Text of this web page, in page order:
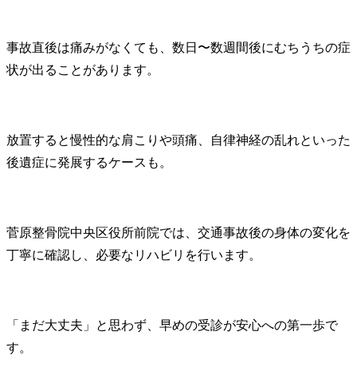
事故直後は痛みがなくても、数日〜数週間後にむちうちの症
状が出ることがあります。
放置すると慢性的な肩こりや頭痛、自律神経の乱れといった
後遺症に発展するケースも。
菅原整骨院中央区役所前院では、交通事故後の身体の変化を
丁寧に確認し、必要なリハビリを行います。
「まだ大丈夫」と思わず、早めの受診が安心への第一歩で
す。